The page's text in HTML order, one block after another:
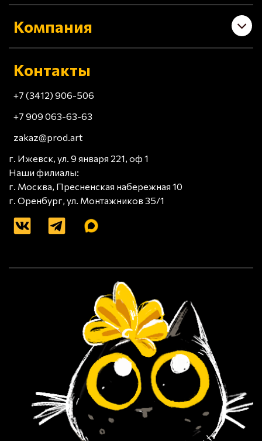
Компания
Контакты
+7 (3412) 906-506
+7 909 063-63-63
zakaz@prod.art
г. Ижевск, ул. 9 января 221, оф 1
Наши филиалы:
г. Москва, Пресненская набережная 10
г. Оренбург, ул. Монтажников 35/1